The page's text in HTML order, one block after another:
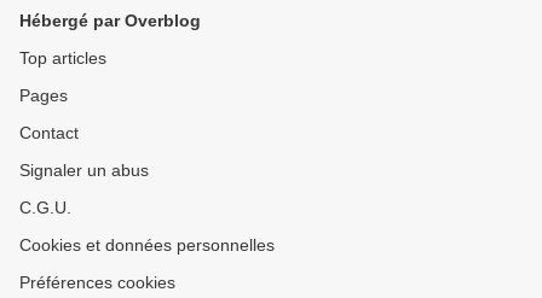
Hébergé par Overblog
Top articles
Pages
Contact
Signaler un abus
C.G.U.
Cookies et données personnelles
Préférences cookies